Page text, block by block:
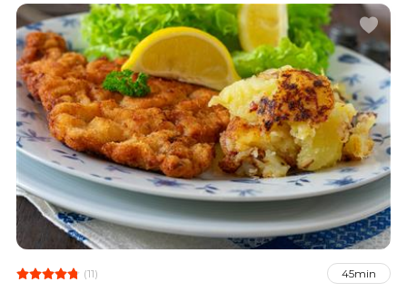
rižu i zaboraviti da ste ikada htjeli naručiti
dostavu iz kineskog restorana.
(11) 45min